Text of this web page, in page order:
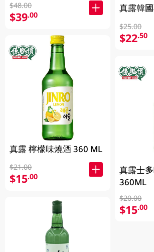
$48.00
$39.00
真露 檸檬味燒酒 360 ML
$21.00
$15.00
真露韓
$25.00
$22.50
真露士
360ML
$20.00
$15.00